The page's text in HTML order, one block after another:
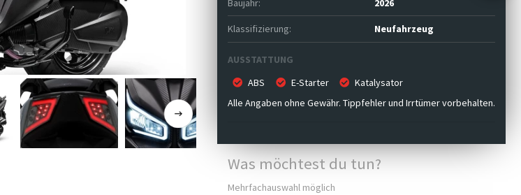
Baujahr: 2026
Klassifizierung: Neufahrzeug
AUSSTATTUNG
ABS
E-Starter
Katalysator
Alle Angaben ohne Gewähr. Tippfehler und Irrtümer vorbehalten.
Was möchtest du tun?
Mehrfachauswahl möglich